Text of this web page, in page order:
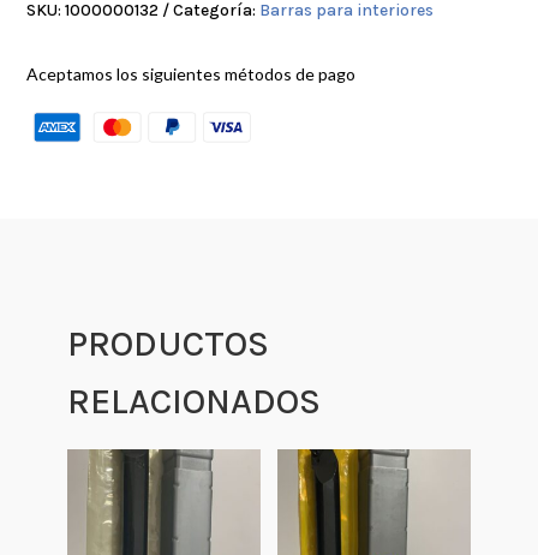
SKU:1000000132 Categoría: Barras para interiores
Aceptamos los siguientes métodos de pago
PRODUCTOS
RELACIONADOS